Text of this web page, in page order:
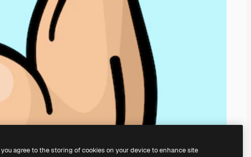
agree to the storing of cookies on your device to enhance site